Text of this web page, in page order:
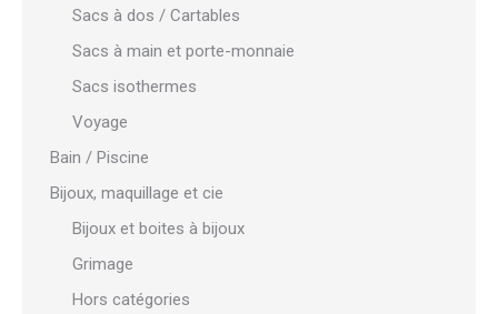
Sacs à dos / Cartables
Sacs à main et porte-monnaie
Sacs isothermes
Voyage
Bain / Piscine
Bijoux, maquillage et cie
Bijoux et boites à bijoux
Grimage
Hors catégories